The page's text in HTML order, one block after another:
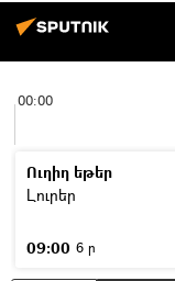
00:00
Ուղիղ եթեր
Լուրեր
09:00 6 ր